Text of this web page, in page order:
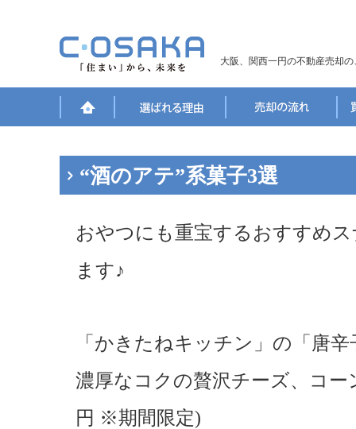
大阪、関西一円の不動産売却
“酒のアテ”系菓子3選
おやつにも重宝するおすすめ
ます♪
「かきたねキッチン」の「唐
濃厚なコクの贅沢チーズ、コ
円 ※期間限定)